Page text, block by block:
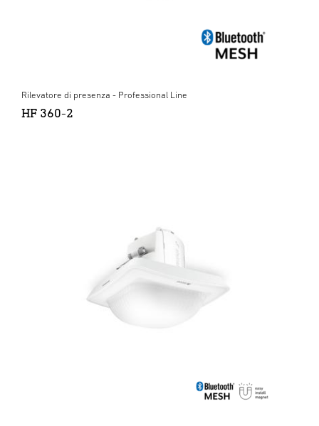
Rilevatore di presenza - Professional Line
HF 360-2